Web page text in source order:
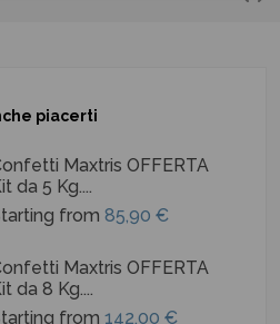
piacerti
Maxtris OFFERTA
da 5 Kg....
from85,90 €
Maxtris OFFERTA
da 8 Kg....
from142,00 €